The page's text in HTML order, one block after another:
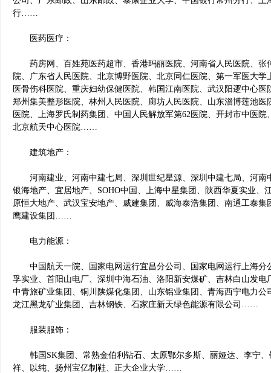
行……
医药医疗：
药房网、百姓苑医药超市、香港玛丽医院、河南省人民医院、张
院、广东省人民医院、北京博野医院、北京同仁医院、第一军医大
医骨伤科医院、重庆妇幼保健医院、韩国江南医院、武汉阳逻中心
郑州集美整形医院、林州人民医院、廊坊人民医院、山东淄博莲池
医院、上海罗氏制药集团、中国人民解放军第62医院、开封市中医
北京航天中心医院……
建筑地产：
河南建业、河南中建七局、深圳世纪星源、深圳中建七局、河南
银海地产、宜居地产、SOHO中国、上海中星集团、陕西华夏实业
原恒大地产、武汉宝安地产、威建集团、威海泰浩集团、南通工泰
鹰建设集团……
电力能源：
中国航天一院、国家电网运行宜昌分公司、国家电网运行上海分
孚实业、首阳山电厂、深圳中海石油、洛阳新安煤矿、吉林白山发
中青旅矿业集团、铜川陕煤化集团、山东铝业集团、青海西宁电力
龙江黑龙矿业集团、吉林钢铁、石家庄新天绿色能源有限公司……
服装服饰：
韩国SK集团、常熟金伯利钻石、太原鄂尔多斯、丽娅达、李宁、
祥、以纯、扬州宝亿制鞋、正大企业大学……